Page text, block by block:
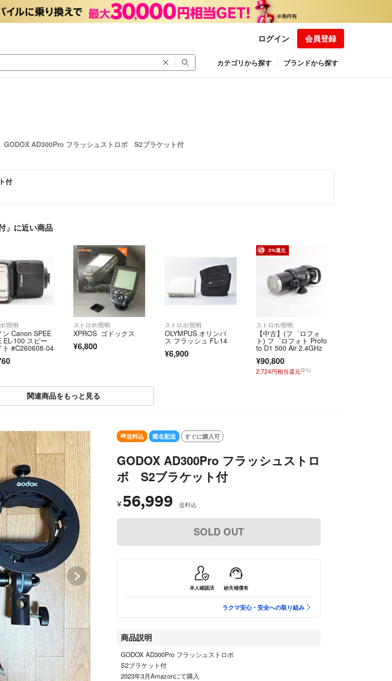
ログイン 会員登録
カテゴリから探す ブランドから探す
GODOX AD300Pro フラッシュストロボ S2ブラケット付
付
」に近い商品
/照明
ン Canon SPEE
EL-100 スピー
ト #C260608-04
ストロボ/照明
XPROS ゴドックス
¥6,800
ストロボ/照明
OLYMPUS オリンパ
ス フラッシュ FL-14
¥6,900
3%還元
ストロボ/照明
【中古】(フ゜ロフォ
ト) フ゜ロフォト Profo
to D1 500 Air 2.4GHz
¥90,800
2,724円相当還元(3%)
関連商品をもっと見る
SOLD OUT
送料込 匿名配送 すぐに購入可
GODOX AD300Pro フラッシュストロ
ボ S2ブラケット付
¥ 56,999 送料込
SOLD OUT
本人確認済 紛失補償有
ラクマ安心・安全への取り組み
商品説明
GODOX AD300Pro フラッシュストロボ
S2ブラケット付
2023年3月Amazonにて購入